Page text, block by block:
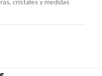
cristales y medidas